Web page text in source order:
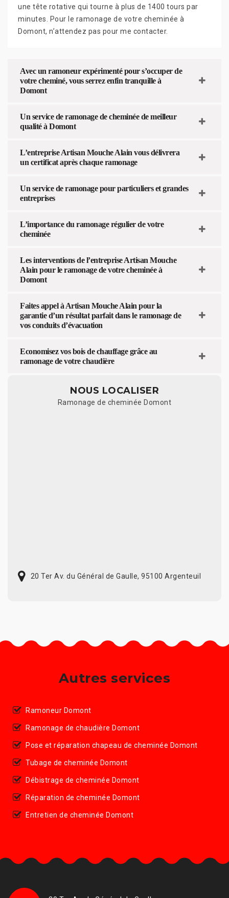
une tête rotative qui tourne à plus de 1400 tours par
minutes. Pour le ramonage de votre cheminée à
Domont, n’attendez pas pour me contacter.
Avec un ramoneur expérimenté pour s’occuper de
votre cheminé, vous serrez enfin tranquille à
Domont
Un service de ramonage de cheminée de meilleur
qualité à Domont
L’entreprise Artisan Mouche Alain vous délivrera
un certificat après chaque ramonage
Un service de ramonage pour particuliers et grandes
entreprises
L’importance du ramonage régulier de votre
cheminée
Les interventions de l’entreprise Artisan Mouche
Alain pour le ramonage de votre cheminée à
Domont
Faites appel à Artisan Mouche Alain pour la
garantie d’un résultat parfait dans le ramonage de
vos conduits d’évacuation
Economisez vos bois de chauffage grâce au
ramonage de votre chaudière
NOUS LOCALISER
Ramonage de cheminée Domont
20 Ter Av. du Général de Gaulle, 95100 Argenteuil
Autres services
Ramoneur Domont
Ramonage de chaudière Domont
Pose et réparation chapeau de cheminée Domont
Tubage de cheminée Domont
Débistrage de cheminée Domont
Réparation de cheminée Domont
Entretien de cheminée Domont